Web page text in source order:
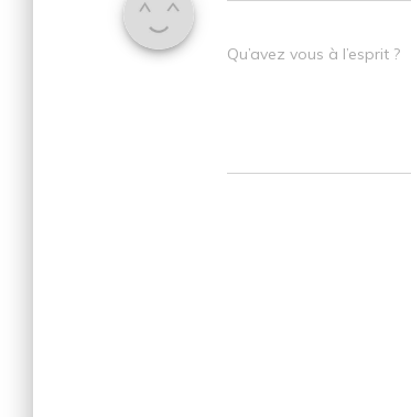
Qu’avez vous à l’esprit ?